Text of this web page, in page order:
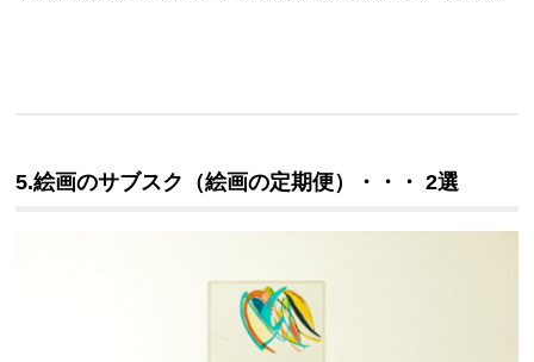
5.絵画のサブスク （絵画の定期便） ・・・ 2選